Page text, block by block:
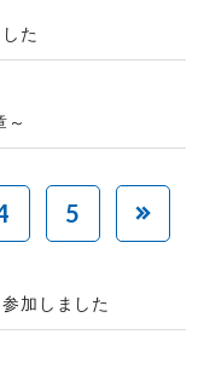
た
～
5
加しました